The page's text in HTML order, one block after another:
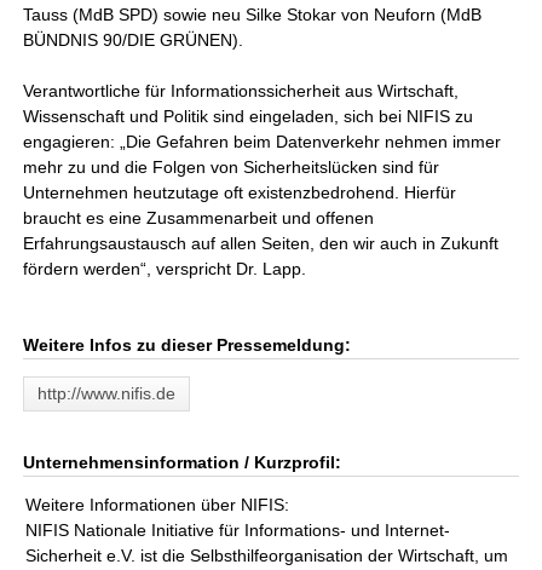
Tauss (MdB SPD) sowie neu Silke Stokar von Neuforn (MdB
BÜNDNIS 90/DIE GRÜNEN).
Verantwortliche für Informationssicherheit aus Wirtschaft,
Wissenschaft und Politik sind eingeladen, sich bei NIFIS zu
engagieren: „Die Gefahren beim Datenverkehr nehmen immer
mehr zu und die Folgen von Sicherheitslücken sind für
Unternehmen heutzutage oft existenzbedrohend. Hierfür
braucht es eine Zusammenarbeit und offenen
Erfahrungsaustausch auf allen Seiten, den wir auch in Zukunft
fördern werden“, verspricht Dr. Lapp.
Weitere Infos zu dieser Pressemeldung:
http://www.nifis.de
Unternehmensinformation / Kurzprofil:
Weitere Informationen über NIFIS:
NIFIS Nationale Initiative für Informations- und Internet-
Sicherheit e.V. ist die Selbsthilfeorganisation der Wirtschaft, um